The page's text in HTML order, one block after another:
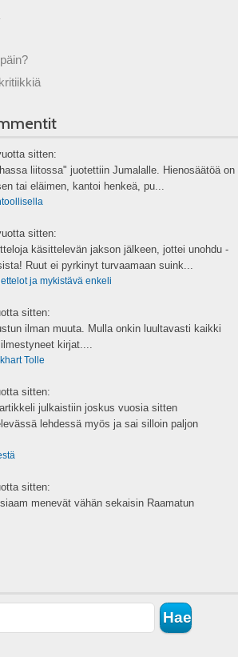
sitten:
liitossa" juotettiin Jumalalle. Hienosäätöä on
tai eläimen, kantoi henkeä, pu...
sitten:
käsittelevän jakson jälkeen, jottei unohdu -
Ruut ei pyrkinyt turvaamaan suink...
ja mykistävä enkeli
sitten:
ilman muuta. Mulla onkin luultavasti kaikki
kirjat....
Tolle
sitten:
julkaistiin joskus vuosia sitten
lehdessä myös ja sai silloin paljon
sitten:
menevät vähän sekaisin Raamatun